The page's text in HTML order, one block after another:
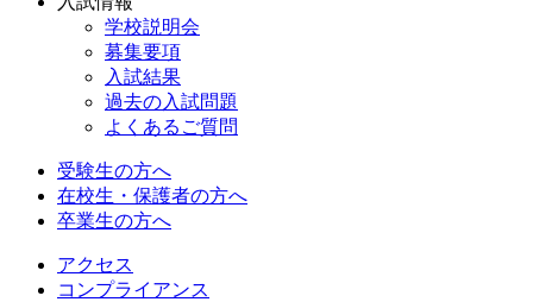
学校説明会
募集要項
入試結果
過去の入試問題
よくあるご質問
受験生の方へ
在校生・保護者の方へ
卒業生の方へ
アクセス
コンプライアンス